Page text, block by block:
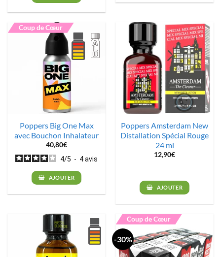
Coup de Cœur
Poppers Big One Max
avec Bouchon Inhalateur
40,80€
4/5 - 4avis
AJOUTER
Poppers Amsterdam New
Distallation Spécial Rouge
24 ml
12,90€
AJOUTER
Coup de Cœur
-30%